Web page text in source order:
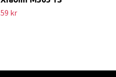
59 kr